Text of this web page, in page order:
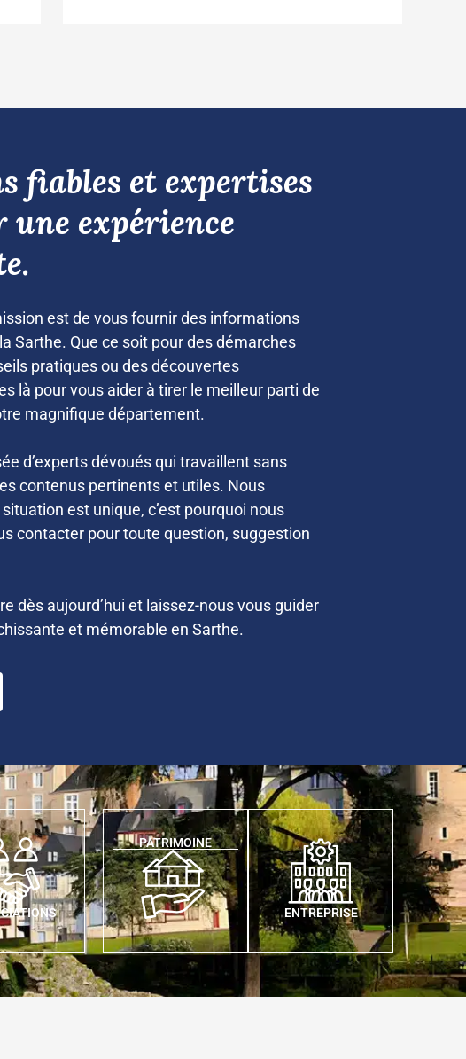
fiables et expertises
une expérience
est de vous fournir des informations
Sarthe. Que ce soit pour des démarches
pratiques ou des découvertes
là pour vous aider à tirer le meilleur parti de
magnifique département.
d’experts dévoués qui travaillent sans
contenus pertinents et utiles. Nous
est unique, c’est pourquoi nous
contacter pour toute question, suggestion
dès aujourd’hui et laissez-nous vous guider
et mémorable en Sarthe.
PATRIMOINE
ENTREPRISE